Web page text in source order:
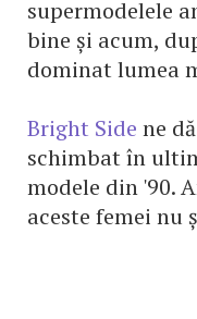
supermodelele
bine și acum,
dominat lumea
Bright Side ne
schimbat în
modele din '90.
aceste femei nu